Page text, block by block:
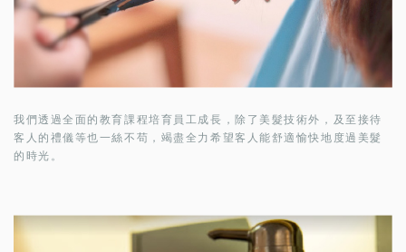
我們透過全面的教育課程培育員工成長，除了美髮技術外，及至接待
客人的禮儀等也一絲不苟，竭盡全力希望客人能舒適愉快地度過美髮
的時光。